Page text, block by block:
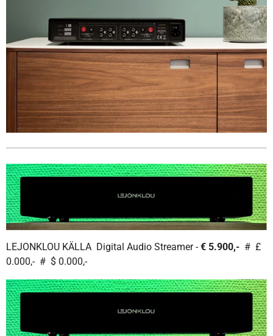
LEJONKLOU KÄLLA Digital Audio Streamer -€ 5.900,- # £
0.000,- # $ 0.000,-